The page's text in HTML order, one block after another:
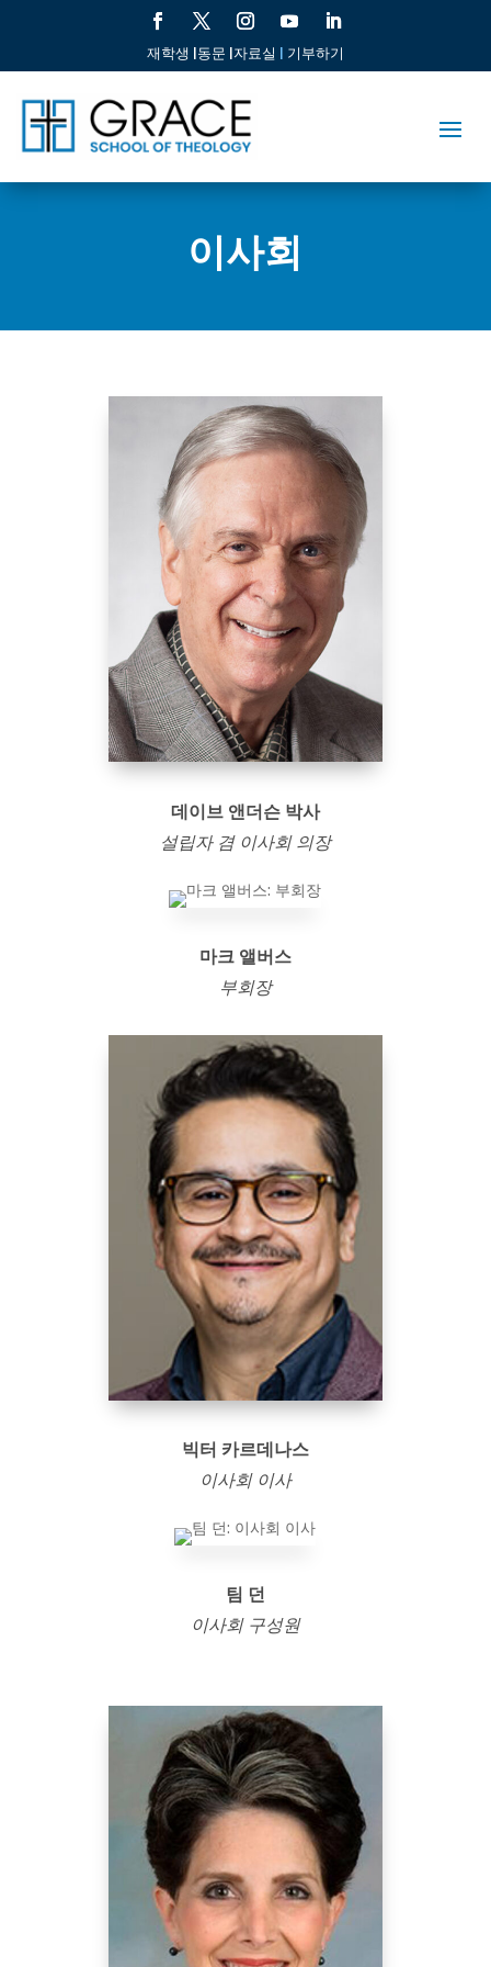
재학생 |동문 |자료실 | 기부하기
이사회
데이브 앤더슨 박사
설립자 겸 이사회 의장
마크 앨버스
부회장
빅터 카르데나스
이사회 이사
팀 던
이사회 구성원